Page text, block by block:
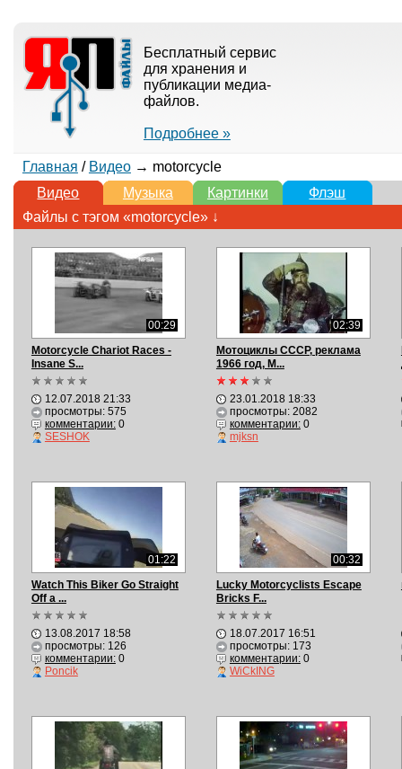
Бесплатный сервис
для хранения и
публикации медиа-
файлов.
Подробнее »
Главная / Видео→ motorcycle
Видео
Музыка Картинки
Флэш
Файлы с тэгом «motorcycle» ↓
00:29
Motorcycle Chariot Races -
Insane S...
12.07.2018 21:33
просмотры: 575
комментарии:0
SESHOK
02:39
Мотоциклы СССР, реклама
1966 год, M...
23.01.2018 18:33
просмотры: 2082
комментарии:0
mjksn
01:22
Watch This Biker Go Straight
Off a ...
13.08.2017 18:58
просмотры: 126
комментарии:0
Poncik
00:32
Lucky Motorcyclists Escape
Bricks F...
18.07.2017 16:51
просмотры: 173
комментарии:0
WiCkING